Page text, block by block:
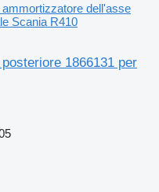
ammortizzatore dell'asse
Scania R410
1866131 per